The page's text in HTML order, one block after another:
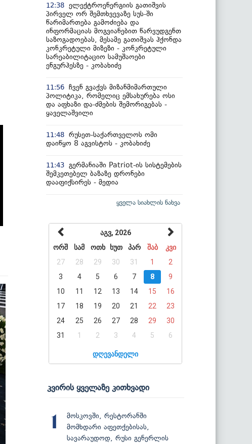
12:38 ელექტროენერგიის გათიშვის
პირველ ორ შემთხვევაზე სუს-ში
წარიმართება გამოძიება და
ინფორმაციას მოგვიანებით წარვუდგენთ
საზოგადოებას, მესამე გათიშვას ჰქონდა
კონკრეტული მიზეზი - კონკრეტული
სარეაბილიტაციო სამუშაოები
ენგურჰესზე - კობახიძე
11:56 ჩვენ გვაქვს მიზანმიმართული
პოლიტიკა, რომელიც ემსახურება ოსი
და აფხაზი და-ძმების შემორიგებას -
ყაველაშვილი
11:48 რუსეთ-საქართველოს ომი
დაიწყო 8 აგვისტოს - კობახიძე
11:43 გერმანიაში Patriot-ის სისტემების
შემკეთებელ ბაზაზე დრონები
დააფიქსირეს - მედია
ყველა სიახლის ნახვა
აგვ, 2026
ორშ
სამ ოთხ ხუთ პარ შაბ
კვი
27
28 29 30 31 1
2
3
4 5 6 7 8
9
10
11 12 13 14 15
16
17
18 19 20 21 22
23
24
25 26 27 28 29
30
31
1 2 3 4 5 6
დღევანდელი
კვირის ყველაზე კითხვადი
1
მოსკოვში, რესტორანში
მომხდარი აფეთქებისას,
სავარაუდოდ, რუსი გენერლის